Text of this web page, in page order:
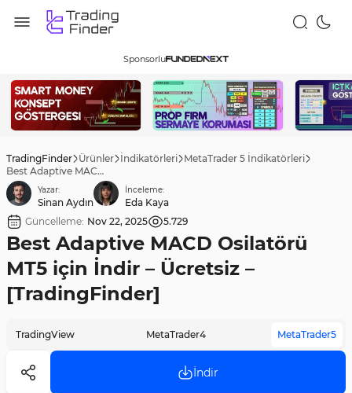
Sponsorlu
TradingFinder Ürünler İndikatörleri MetaTrader 5 İndikatörleri
Best Adaptive MACD Osilatörü MT5 için İndir – Ücretsiz – [TradingFinder]
Yazar:
Sinan Aydın
İnceleme:
Eda Kaya
Güncelleme: Nov 22, 2025 5.729
Best Adaptive MACD Osilatörü
MT5 için İndir – Ücretsiz –
[TradingFinder]
TradingView MetaTrader4 MetaTrader5
İndir